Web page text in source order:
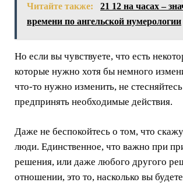
Читайте также:
21 12 на часах –
времени по ангельской нумерологии
Но если вы чувствуете, что есть
которые нужно хотя бы немного
что-то нужно изменить, не
предпринять необходимые действия.
Даже не беспокойтесь о том, что
люди. Единственное, что важно при
решения, или даже любого другого
отношении, это то, насколько вы